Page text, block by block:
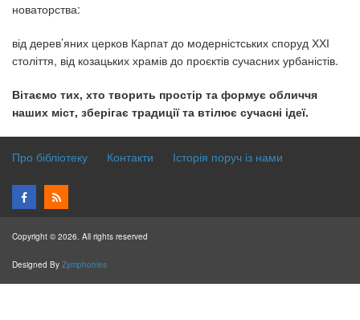
новаторства:
від дерев’яних церков Карпат до модерністських споруд ХХІ
століття, від козацьких храмів до проєктів сучасних урбаністів.
Вітаємо тих, хто творить простір та формує обличчя
наших міст, зберігає традиції та втілює сучасні ідеї.
Про бібліотеку Контакти Історія поруч із нами
Copyright © 2026. All rights reserved
Designed By Zymphonies